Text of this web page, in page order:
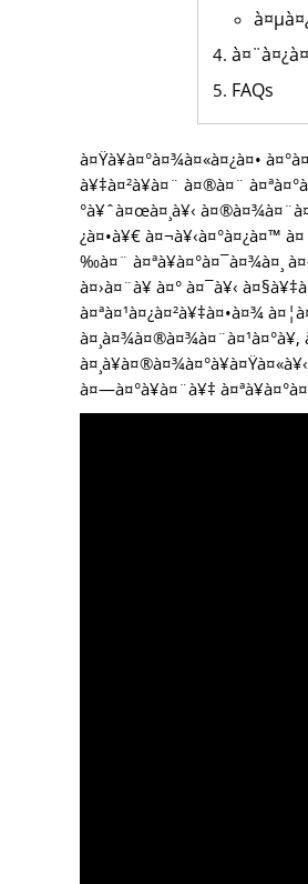
FAQs
à¤Ÿà¥à¤°à¤¾à¤«à¤¿à¤•
à¥‡à¤²à¥à¤¨ à¤®à¤¨
°à¥ˆà¤œà¤¸à¥‹
¿à¤•à¥€ à¤¬à¥‹à¤°à¤¿à¤™
‰à¤¨ à¤ªà¥à¤°à¤¯à¤¾à¤¸
à¤›à¤¨à¥ à¤° à¤¯à¥‹
à¤ªà¤¹à¤¿à¤²à¥‡à¤•à¤¾
à¤¸à¤¾à¤®à¤¾à¤¨à¤¹à¤°à¥‚
à¤—à¤°à¥à¤¨à¥‡